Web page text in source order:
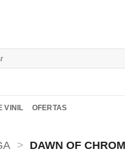
VINIL OFERTAS
> DAWN OF